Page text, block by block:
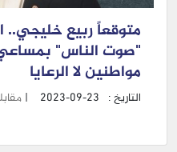
متوقعاً ربيع خليجي..
"صوت الناس" بمساعي
مواطنين لا الرعايا
التاريخ : 2023-09-23
|